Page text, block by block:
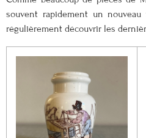
souvent rapidement un
régulièrement découvrir les